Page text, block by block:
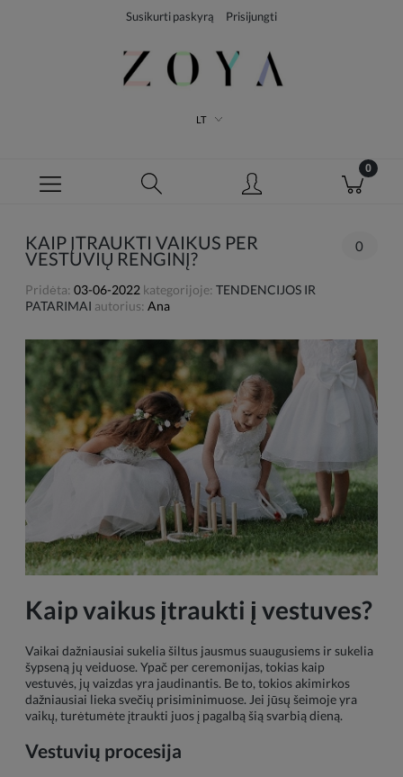
Susikurti paskyrą Prisijungti
LT
KAIP ĮTRAUKTI VAIKUS PER
VESTUVIŲ RENGINĮ?
0
Pridėta: 03-06-2022 kategorijoje: TENDENCIJOS IR
PATARIMAI autorius: Ana
Kaip vaikus įtraukti į vestuves?
Vaikai dažniausiai sukelia šiltus jausmus suaugusiems ir sukelia
šypseną jų veiduose. Ypač per ceremonijas, tokias kaip
vestuvės, jų vaizdas yra jaudinantis. Be to, tokios akimirkos
dažniausiai lieka svečių prisiminimuose. Jei jūsų šeimoje yra
vaikų, turėtumėte įtraukti juos į pagalbą šią svarbią dieną.
Vestuvių procesija